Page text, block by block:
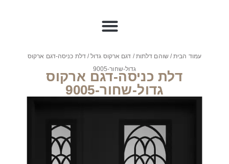
עמוד הבית/שוהם דלתות/ דגם ארקוס גדול/ דלת כניסה-דגם ארקוס
גדול-שחור-9005
דלת כניסה-דגם ארקוס
גדול-שחור-9005